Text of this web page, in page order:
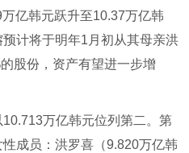
亿韩元跃升至10.37万亿韩
计将于明年1月初从其母亲洪
股份，资产有望进一步增
万亿韩元位列第二。第
成员：洪罗喜（9.820万亿韩